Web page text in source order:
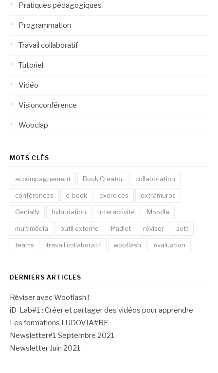
Pratiques pédagogiques
Programmation
Travail collaboratif
Tutoriel
Vidéo
Visionconférence
Wooclap
MOTS CLÉS
accompagnement Book Creator collaboration
conférences e-book exercices extramuros
Genially hybridation interactivité Moodle
multimédia outil externe Padlet réviser sett
teams travail collaboratif wooflash évaluation
DERNIERS ARTICLES
Réviser avec Wooflash !
iD-Lab#1 : Créer et partager des vidéos pour apprendre
Les formations LUDOVIA#BE
Newsletter#1 Septembre 2021
Newsletter Juin 2021